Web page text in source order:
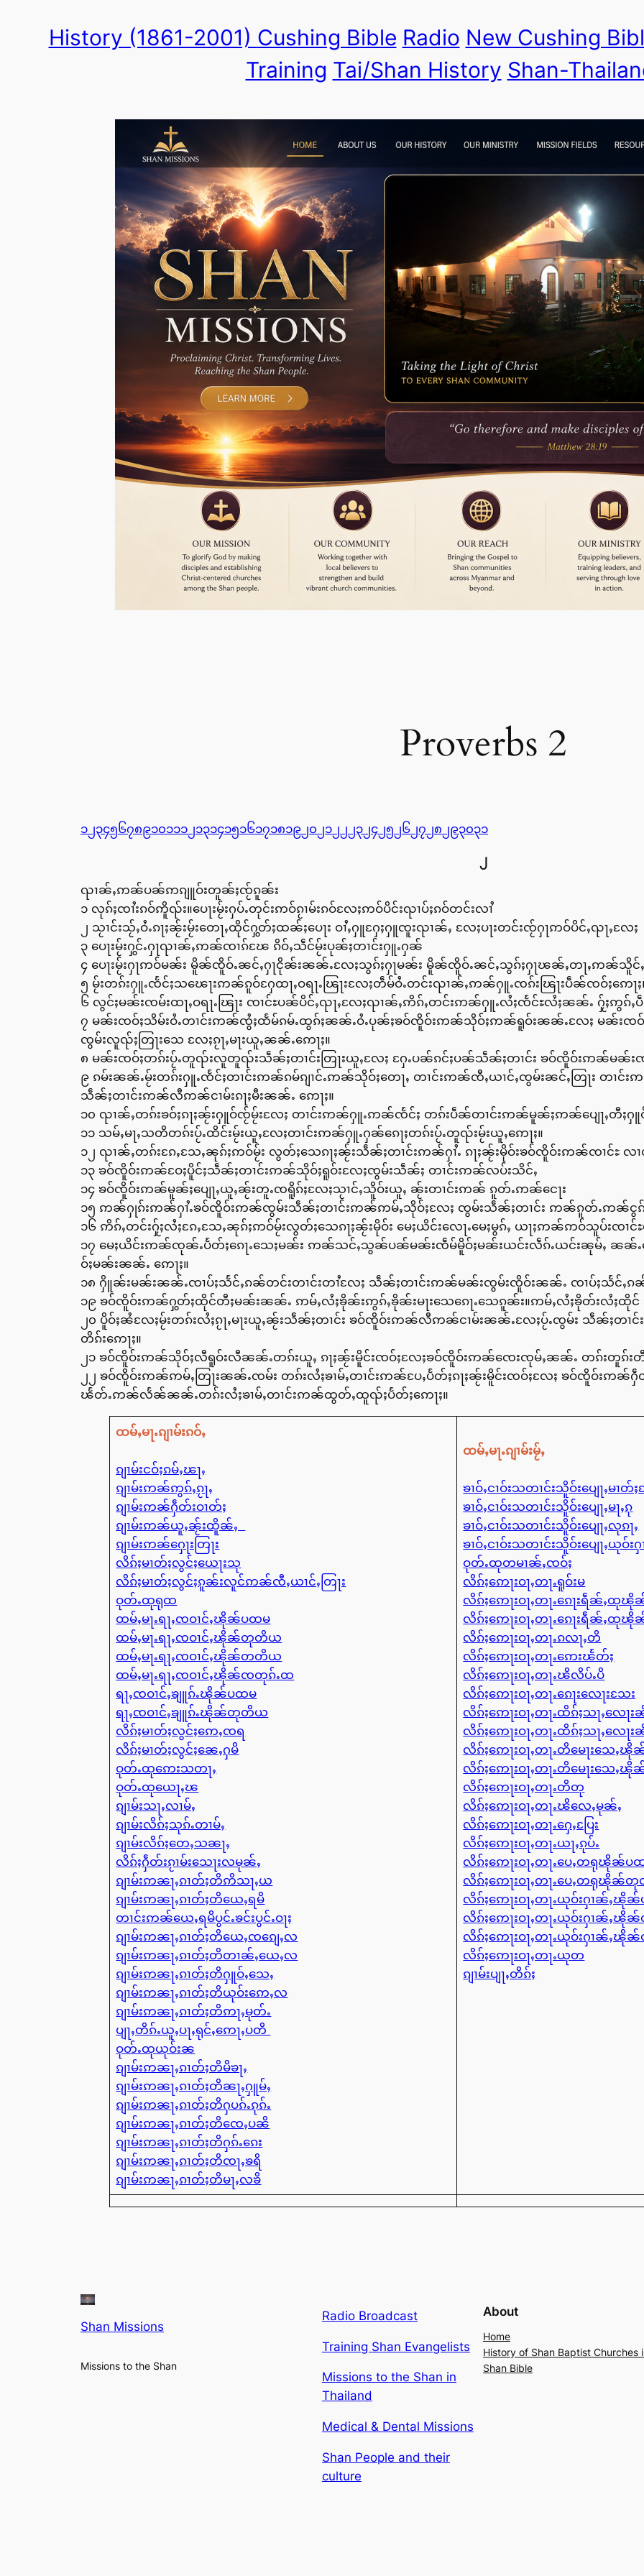
History (1861-2001) Cushing Bible Radio New Cushing
Training Tai/Shan History Shan-
Proverbs 2
၁ ၂၃၄၅၆၇၈၉၁၀၁၁၁၂၁၃၁၄၁၅၁၆၁၇၁၈၁၉ ၂၀ ၂၁ ၂၂ ၂၃ ၂၄ ၂၅ ၂၆ ၂၇ ၂၈ ၂၉၃၀၃၁
၂
ၺၢၼ်ႇဢၼ်ပၼ်ဢၵျူဝ်းတူၼ်ႈၸႂ်ၵူၼ်း
၁ လုၵ်ႈၸၢႆးၵဝ်ဢိူၺ်း။ပေႃးမႂ်းႁပ်ႉတုင်းဢဝ်ၵႂၢမ်းၵဝ်လႄႈဢဝ်ပိင်းၺၢပ်ႈၵဝ်တင်းလၢႆ
၂ သႂၢင်းသႂ်ႇဝႆႉၵႃႈၼႂ်းမႂ်းတေႃႇထိုင်ႁွတ်ႈထၼ်ႈပေႃး ဝၢႆႇႁူႁႄႈႁူၸူးၺၢၼ်ႇ လႄႈပႃးတင်းၸႂ်ႁႃဢဝ်ပိင်ႇၺႃႇလႄႈ
၃ ပေႃးမႂ်းႁွင်ႉႁႃၺၢၼ်ႇဢၼ်ၸၢၵ်ၽႄ ၵိဝ်ႇသဵင်မႂ်းပုၼ်ႈတၢင်းႁူႉႁၼ်
၄ ပေႃးမႂ်းႁႃဢဝ်မၼ်း မိူၼ်ၸိူဝ်ႉၼင်ႇႁႃငိုၼ်းၼၼ်ႉလႄႈသွၵ်ႈႁႃမၼ်း မိူၼ်ၸိူဝ်ႉၼင်ႇသွၵ်ႈႁႃၽၼ်ႇတႃႇဢၼ်သိူင်
၅ မႂ်းတၵ်းႁူႉၸႅင်ႈသၽေႃးဢၼ်ၵူဝ်ႁႄထႃႇဝရႃႉၽြႃးလႄႈတဵမ်ဝႆႉတင်းၺၢၼ်ႇဢၼ်ႁူႉၸၵ်းၽြႃးပဵၼ်ၸဝ်ႈဢေႃႈ
၆ လွင်ႈမၼ်းၸမ်းထႃႇဝရႃႉၽြႃး ၸၢင်ႊပၼ်ပိင်ႇၺႃႇလႄႈၺၢၼ်ႇဢိၵ်ႇတင်းဢၼ်ႁူႉလႆႈၸႅင်ႊလႆႈၼၼ်ႉ ႁႂ်ႈဢွၵ်ႇပဵ
၇ မၼ်းၸဝ်ႈသိမ်းဝႆႉတၢင်းဢၼ်ၸွႆႈထႅမ်ၵမ်ႉထွၵ်ႈၼၼ်ႉဝႆႉပုၼ်ႈၶဝ်ၸိူဝ်းဢၼ်သိုဝ်ႈဢၼ်ရူဝ်းၼၼ်ႉလႄႈ မၼ်းၸ
ၸွမ်းလူၺ်ႈတြႃးသေ လႄႈၵႂႃႇမႃးယူႇၼၼ်ႉဢေႃႈ။
၈ မၼ်းၸဝ်ႈတၵ်းပႂ်ႉတူၺ်းလူတူၺ်းသဵၼ်ႈတၢင်းတြႃးယူႇလႄႈ ႁႄႉပၼ်ၵင်ႈပၼ်သဵၼ်ႈတၢင်း ၶဝ်ၸိူဝ်းဢၼ်မၼ်းၸ
၉ ၵမ်းၼၼ်ႉမႂ်းတၵ်းႁူႉၸႅင်ႈတၢင်းဢၼ်ၵမ်ၵျၢင်ႉဢၼ်သိုဝ်ႈတေႃႇ တၢင်းဢၼ်ၸီႇယၢင်ႇၸွမ်းၼင်ႇတြႃး တၢ
သဵၼ်ႈတၢင်းဢၼ်လီဢၼ်ငၢမ်းၵႃႈမီးၼၼ်ႉ ဢေႃႈ။
၁၀ ၺၢၼ်ႇတၵ်းၶဝ်ႈၵႃႈၼႂ်းႁူဝ်ၸႂ်မႂ်းလႄႈ တၢင်းဢၼ်ႁူႉဢၼ်ၸႅင်ႈ တၵ်းပဵၼ်တၢင်းဢၼ်မူၼ်ႈဢၼ်ပျေႃႇတီႈႁူဝ်
၁၁ သမ်ႇမႃႇသတိတၵ်းပႂ်ႉထိင်းမႂ်းယူႇလႄႈတၢင်းဢၼ်ႁူႉႁၼ်ၵေႃႈတၵ်းပႂ်ႉတူၺ်းမႂ်းယူႇဢေႃႈ။
၁၂ ၺၢၼ်ႇတၵ်းၵႄႇသႄႇၼုၵ်ႈဢဝ်မႂ်း လွတ်ႈသေၵႃႈၼႂ်းသဵၼ်ႈတၢင်းဢၼ်ႁၢႆႉ ၵႃႈၼႂ်းမိုဝ်းၶဝ်ၸိူဝ်းဢၼ်ၸၢင်ႊ လ
၁၃ ၶဝ်ၸိူဝ်းဢၼ်ဝႄႈပိူင်ႈသဵၼ်ႈတၢင်းဢၼ်သိုဝ်ႈရူဝ်းလႄႈၸွမ်းသဵၼ်ႈ တၢင်းဢၼ်လပ်းသိင်ႇ
၁၄ ၶဝ်ၸိူဝ်းဢၼ်မူၼ်ႈပျေႃႇယူႇၼႂ်းတူႉၸရိူၵ်ႈလႄႈသႂၢင်ႇသိူဝ်းယူႇ ၼႂ်းတၢင်းဢၼ် ၵူတ်ႉဢၼ်ငေႃး
၁၅ ဢၼ်ႁုၵ်းဢၼ်ႁၢႆႉၶဝ်ၸိူဝ်းဢၼ်ၸွမ်းသဵၼ်ႈတၢင်းဢၼ်ဢမ်ႇသိုဝ်ႈလႄႈ ၸွမ်းသဵၼ်ႈတၢင်း ဢၼ်ၵူတ်ႉဢၼ်ငွၵ်
၁၆ ဢိၵ်ႇတင်းႁႂ်ႈလႆႈၵႄႇသႄႇၼုၵ်ႈဢဝ်မႂ်းလွတ်ႈသေၵႃႈၼႂ်းမိုဝ်း မေႈယိင်းလေႃႉမေႈမွၵ်ႇ ယႃႈဢၼ်ဢဝ်သူပ်းၸၢင်ႊၶ
၁၇ မေႈယိင်းဢၼ်ၸုၼ်ႉပႅတ်ႈၵေႃႉသေႈမၼ်း ဢၼ်သင်ႇသွၼ်ပၼ်မၼ်းၸဵမ်မိူဝ်ႈမၼ်းယင်းလဵၵ်ႉယင်းၼုမ်ႇ ၼၼ်
ဝ်ႈမၼ်းၼၼ်ႉ ဢေႃႈ။
၁၈ ႁိူၼ်းမၼ်းၼၼ်ႉၸၢပ်ႈသႅင်ႇၵၼ်တင်းတၢင်းတၢႆလႄႈ သဵၼ်ႈတၢင်းဢၼ်မၼ်းၸွမ်းၸိူဝ်းၼၼ်ႉ ၸၢပ်ႈသႅင်ႇၵ
၁၉ ၶဝ်ၸိူဝ်းဢၼ်ႁွတ်ႈထိုင်တီႈမၼ်းၼၼ်ႉ ဢမ်ႇလႆႈၶိုၼ်းဢွၵ်ႇၶိုၼ်းမႃးသေၵေႃႉသေၵူၼ်း။ဢမ်ႇလႆႈၶိုတ်းလႆႈထိုင်
၂၀ ပိူဝ်ႈၼႆလႄႈမႂ်းတၵ်းလႆႈၵႂႃႇမႃးယူႇၼႂ်းသဵၼ်ႈတၢင်း ၶဝ်ၸိူဝ်းဢၼ်လီဢၼ်ငၢမ်းၼၼ်ႉလႄႈပႂ်ႉၸွမ်း သဵၼ်ႈ
တိၵ်းဢေႃႈ။
၂၁ ၶဝ်ၸိူဝ်းဢၼ်သိုဝ်ႈလီရူဝ်းလီၼၼ်ႉတၵ်းယူႇ ၵႃႈၼႂ်းမိူင်းၸဝ်ႈလႄႈၶဝ်ၸိူဝ်းဢၼ်ၸေးၸုမ်ႇၼၼ်ႉ တၵ်းတူၵ်းတီ
၂၂ ၶဝ်ၸိူဝ်းဢၼ်ဢမ်ႇတြႃးၼၼ်ႉၸမ်း တၵ်းလႆႈၶၢမ်ႇတၢင်းဢၼ်ပႄႇပႅတ်ႈၵႃႈၼႂ်းမိူင်းၸဝ်ႈလႄႈ ၶဝ်ၸိူဝ်းဢၼ်
ၽႅတ်ႉဢၼ်လႅၼ်ၼၼ်ႉတၵ်းလႆႈၶၢမ်ႇတၢင်းဢၼ်ထွတ်ႇထူၺ်ႈပႅတ်ႈဢေႃႈ။
ထမ်ႇမႃႉၵျၢမ်းၵဝ်ႇ
ၵျၢမ်းငဝ်ႈၵမ်ႇၽႃႇ
ၵျၢမ်းဢၼ်ဢွၵ်ႇၵႂႃႇ
ၵျၢမ်းဢၼ်ႁဵတ်းဝၢတ်ႈ
ၵျၢမ်းဢၼ်ယူႇၼႂ်းထိူၼ်ႇ
ၵျၢမ်းဢၼ်ႁေႃးတြႃး
လိၵ်ႈမၢတ်ႈလွင်ႈယေႃးသု
လိၵ်ႈမၢတ်ႈလွင်ႈၵူၼ်းလူင်ဢၼ်ၸီႇယၢင်ႇတြႃး
ဝုတ်ႉထုရုထ
ထမ်ႇမႃႉရႃႇၸဝၢင်ႇၽိုၼ်ပထမ
ထမ်ႇမႃႉရႃႇၸဝၢင်ႇၽိုၼ်တုတိယ
ထမ်ႇမႃႉရႃႇၸဝၢင်ႇၽိုၼ်တတိယ
ထမ်ႇမႃႉရႃႇၸဝၢင်ႇၽိုၼ်ၸတုၵ်ႉထ
ရႃႇၸဝၢင်ႇၶျူၵ်ႉၽိုၼ်ပထမ
ရႃႇၸဝၢင်ႇၶျူၵ်ႉၽိုၼ်တုတိယ
လိၵ်ႈမၢတ်ႈလွင်ႈဢေႇၸရ
လိၵ်ႈမၢတ်ႈလွင်ႈၼေႇႁမိ
ဝုတ်ႉထုဢေးသတႃႇ
ဝုတ်ႉထုယေႃႇၽ
ၵျၢမ်းသႃႇလၢမ်ႇ
ၵျၢမ်းလိၵ်ႈသုၵ်ႉတၢမ်ႇ
ၵျၢမ်းလိၵ်ႈတေႇသၼႃႇ
လိၵ်ႈႁဵတ်းၵႂၢမ်းသေႃးလမုၼ်ႇ
ၵျၢမ်းဢၼႃႇၵၢတ်ႈတိဢိသႃႇယ
ၵျၢမ်းဢၼႃႇၵၢတ်ႈတိယေႇရမိ
တၢင်းဢၼ်ယေႇရမိပွင်ႉၶင်းပွင်ႉဝႃႈ
ၵျၢမ်းဢၼႃႇၵၢတ်ႈတိယေႇၸၵျေႇလ
ၵျၢမ်းဢၼႃႇၵၢတ်ႈတိတၢၼ်ႇယေႇလ
ၵျၢမ်းဢၼႃႇၵၢတ်ႈတိႁူဝ်ႇသေႇ
ၵျၢမ်းဢၼႃႇၵၢတ်ႈတိယုဝ်းဢေႇလ
ၵျၢမ်းဢၼႃႇၵၢတ်ႈတိဢႃႇမုတ်ႉ
ပျႃႇတိၵ်ႉယူႇပႃႇရုင်ႇဢေႃႇပတိ
ဝုတ်ႉထုယုဝ်းၼ
ၵျၢမ်းဢၼႃႇၵၢတ်ႈတိမိၶႃႇ
ၵျၢမ်းဢၼႃႇၵၢတ်ႈတိၼႃႇႁူမ်ႇ
ၵျၢမ်းဢၼႃႇၵၢတ်ႈတိႁပၵ်ႉၵုၵ်ႉ
ၵျၢမ်းဢၼႃႇၵၢတ်ႈတိၸေႇပၼိ
ၵျၢမ်းဢၼႃႇၵၢတ်ႈတိႁၵ်ႉၵေး
ၵျၢမ်းဢၼႃႇၵၢတ်ႈတိၸႃႇၶရိ
ၵျၢမ်းဢၼႃႇၵၢတ်ႈတိမႃႇလၶိ
ထမ်ႇမႃႉၵျၢမ်းမႂ်ႇ
ၶၢဝ်ႇငၢဝ်းသတၢင်းသိူဝ်းပျေႃႇမၢတ်ႈ
ၶၢဝ်ႇငၢဝ်းသတၢင်းသိူဝ်းပျေႃႇမႃႇၵု
ၶၢဝ်ႇငၢဝ်းသတၢင်းသိူဝ်းပျေႃႇလုၵႃႇ
ၶၢဝ်ႇငၢဝ်းသတၢင်းသိူဝ်းပျေႃႇယုဝ်း
ဝုတ်ႉထုတမၢၼ်ႇၸဝ်ႈ
လိၵ်ႈဢေႃးဝႃႇတႃႉရူဝ်းမ
လိၵ်ႈဢေႃးဝႃႇတႃႉၵေႃးရဵၼ်ႇထု
လိၵ်ႈဢေႃးဝႃႇတႃႉၵေႃးရဵၼ်ႇ
လိၵ်ႈဢေႃးဝႃႇတႃႉၵလႃႇတိ
လိၵ်ႈဢေႃးဝႃႇတႃႉဢေးၽႅတ်ႈ
လိၵ်ႈဢေႃးဝႃႇတႃႉၽိလိပ်ႉပိ
လိၵ်ႈဢေႃးဝႃႇတႃႉၵေႃးလေႃးသႄး
လိၵ်ႈဢေႃးဝႃႇတႃႉထိၵ်ႈသႃႇလေ
လိၵ်ႈဢေႃးဝႃႇတႃႉထိၵ်ႈသႃႇလ
လိၵ်ႈဢေႃးဝႃႇတႃႉတိမေႃးသေႇ
လိၵ်ႈဢေႃးဝႃႇတႃႉတိမေႃးသေ
လိၵ်ႈဢေႃးဝႃႇတႃႉတိတု
လိၵ်ႈဢေႃးဝႃႇတႃႉၽိလေႇမုၼ်ႇ
လိၵ်ႈဢေႃးဝႃႇတႃႉႁေႇပြႄး
လိၵ်ႈဢေႃးဝႃႇတႃႉယႃႇၵုပ်ႉ
လိၵ်ႈဢေႃးဝႃႇတႃႉပေႇတရုၽိုၼ်ပ
လိၵ်ႈဢေႃးဝႃႇတႃႉပေႇတရုၽိုၼ်
လိၵ်ႈဢေႃးဝႃႇတႃႉယုဝ်းႁၢၼ်ႇၽို
လိၵ်ႈဢေႃးဝႃႇတႃႉယုဝ်းႁၢၼ်ႇ
လိၵ်ႈဢေႃးဝႃႇတႃႉယုဝ်းႁၢၼ်ႇ
လိၵ်ႈဢေႃးဝႃႇတႃႉယုတ
ၵျၢမ်းပျႃႇတိၵ်ႈ
Shan Missions
Missions to the Shan
Radio Broadcast
Training Shan Evangelists
Missions to the Shan in
Thailand
Medical & Dental Missions
Shan People and their
culture
About
Home
History of Shan Baptist Churches
Shan Bible